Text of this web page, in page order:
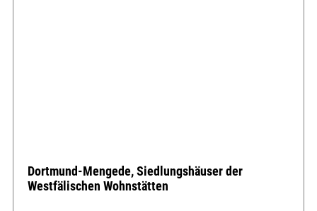
Dortmund-Mengede, Siedlungshäuser der
Westfälischen Wohnstätten